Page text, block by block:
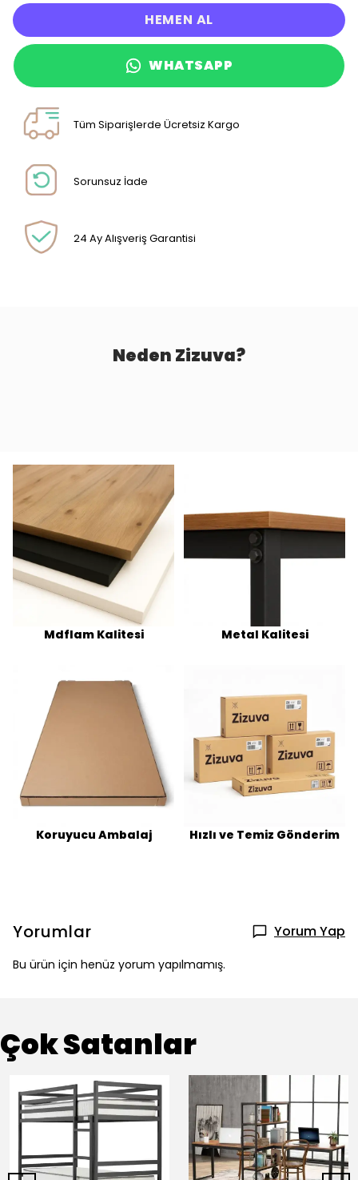
HEMEN AL
WHATSAPP
Tüm Siparişlerde Ücretsiz Kargo
Sorunsuz İade
24 Ay Alışveriş Garantisi
Neden Zizuva?
Mdflam Kalitesi Metal Kalitesi
Koruyucu Ambalaj Hızlı ve Temiz Gönderim
Yorumlar Yorum Yap
Bu ürün için henüz yorum yapılmamış.
Çok Satanlar